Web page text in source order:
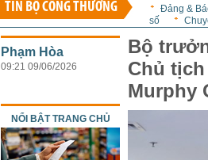
TIN BỘ CÔNG THƯƠNG Đảng &
số
Bộ
Chủ
Murphy
Phạm Hòa
09:21 09/06/2026
NỔI BẬT TRANG CHỦ